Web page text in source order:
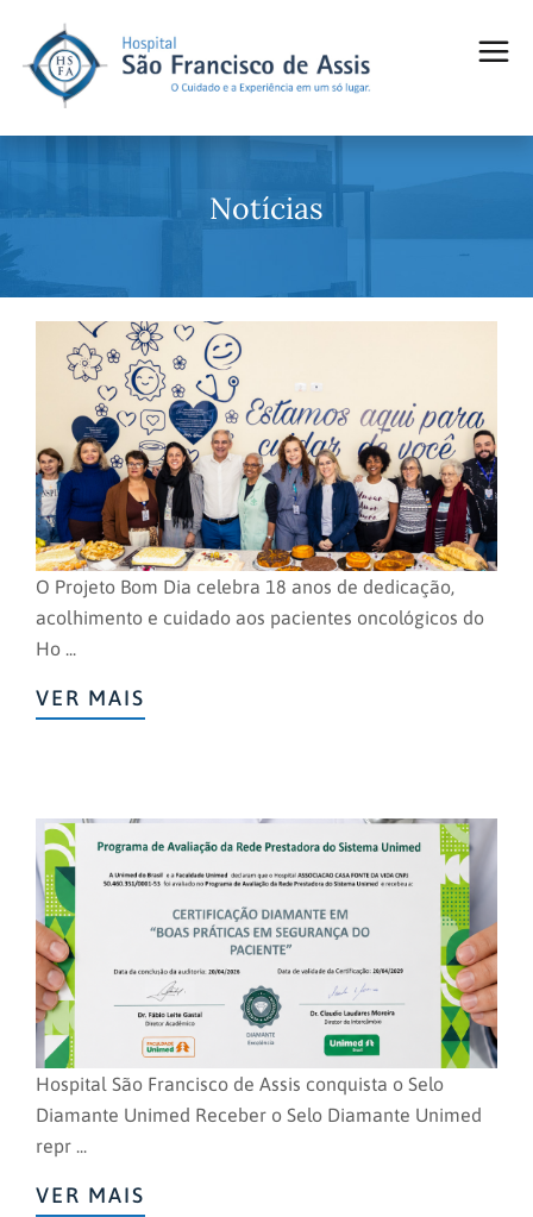
Notícias
O Projeto Bom Dia celebra 18 anos de dedicação,
acolhimento e cuidado aos pacientes oncológicos do
Ho ...
VER MAIS
Hospital São Francisco de Assis conquista o Selo
Diamante Unimed Receber o Selo Diamante Unimed
repr ...
VER MAIS